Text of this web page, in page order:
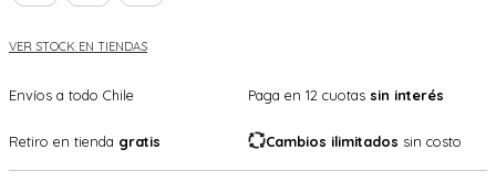
VER STOCK EN TIENDAS
Envíos a todo Chile Paga en 12 cuotas sin interés
Retiro en tienda gratis Cambios ilimitados sin costo